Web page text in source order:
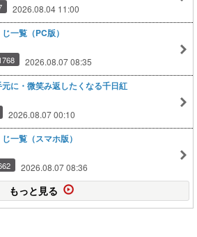
2026.08.04 11:00
一覧（PC版）
2026.08.07 08:35
に・微笑み返したくなる千日紅
2026.08.07 00:10
一覧（スマホ版）
2026.08.07 08:36
もっと見る